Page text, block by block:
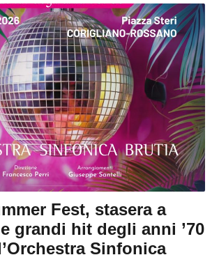
Fest, stasera a
grandi hit degli anni ’70
Sinfonica